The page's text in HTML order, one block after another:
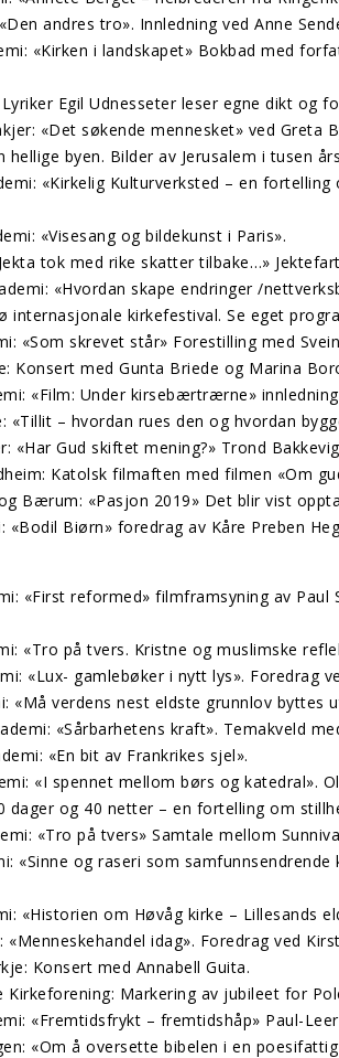
andres tro». Innledning ved Anne
«Kirken i landskapet» Bokbad med
Egil Udnesseter leser egne dikt og
«Det søkende mennesket» ved Greta
hellige byen. Bilder av Jerusalem i tusen
«Kirkelig Kulturverksted – en
«Visesang og bildekunst i Paris».
tok med rike skatter tilbake…»
«Hvordan skape endringer /
internasjonale kirkefestival. Se eget
«Som skrevet står» Forestilling med
Konsert med Gunta Briede og Marina
«Film: Under kirsebærtrærne»
– hvordan rues den og hvordan
«Har Gud skiftet mening?» Trond
Katolsk filmaften med filmen «Om
Bærum: «Pasjon 2019» Det blir vist
«Bodil Biørn» foredrag av Kåre Preben
«First reformed» filmframsyning av
«Tro på tvers. Kristne og muslimske
«Lux- gamlebøker i nytt lys». Foredrag
«Må verdens nest eldste grunnlov byttes
«Sårbarhetens kraft». Temakveld
«En bit av Frankrikes sjel».
«I spennet mellom børs og katedral».
dager og 40 netter – en fortelling om
«Tro på tvers» Samtale mellom
«Sinne og raseri som
«Historien om Høvåg kirke – Lillesands
idag». Foredrag ved
Konsert med Annabell Guita.
Markering av jubileet for
«Fremtidsfrykt – fremtidshåp» Paul-
«Om å oversette bibelen i en